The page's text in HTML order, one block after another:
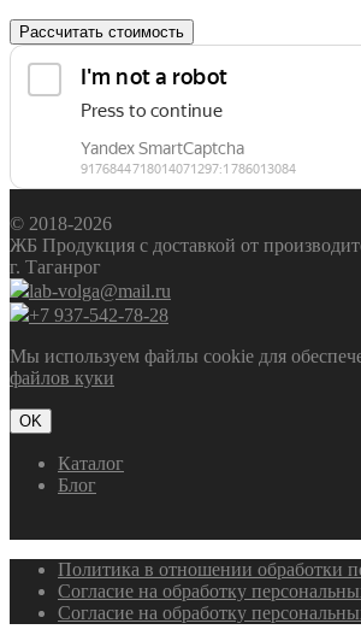
Рассчитать стоимость
© 2018-2026
ЖБ Продукция с доставкой от
г. Таганрог
lab-volga@mail.ru
+7 937-542-78-28
Мы используем файлы cookie для
файлов куки
OK
Каталог
Блог
Политика в отношении обработки
Согласие на обработку
Согласие на обработку